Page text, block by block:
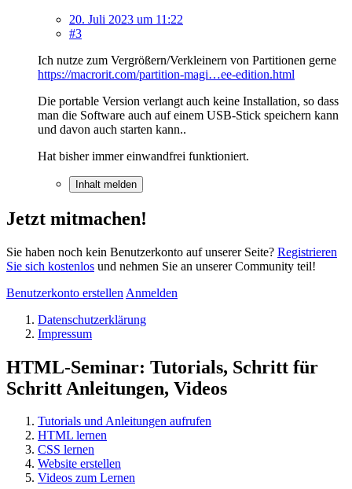
20. Juli 2023 um 11:22
#3
Ich nutze zum Vergrößern/Verkleinern von Partitionen gerne
https://macrorit.com/partition-magi…ee-edition.html
Die portable Version verlangt auch keine Installation, so dass
man die Software auch auf einem USB-Stick speichern kann
und davon auch starten kann..
Hat bisher immer einwandfrei funktioniert.
Inhalt melden
Jetzt mitmachen!
Sie haben noch kein Benutzerkonto auf unserer Seite? Registrieren
Sie sich kostenlos und nehmen Sie an unserer Community teil!
Benutzerkonto erstellen Anmelden
Datenschutzerklärung
Impressum
HTML-Seminar: Tutorials, Schritt für
Schritt Anleitungen, Videos
Tutorials und Anleitungen aufrufen
HTML lernen
CSS lernen
Website erstellen
Videos zum Lernen